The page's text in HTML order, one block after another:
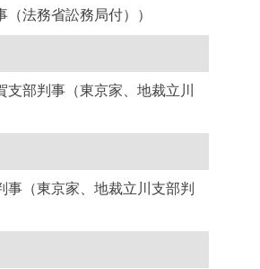
法務省訟務局付））
支部判事（東京家、地裁立川
事（東京家、地裁立川支部判